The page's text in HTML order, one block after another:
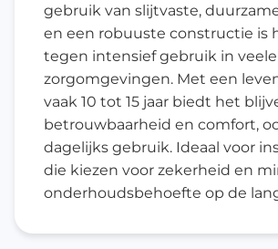
gebruik van slijtvaste,
en een robuuste constructie is
tegen intensief gebruik in
zorgomgevingen. Met een
vaak 10 tot 15 jaar biedt het
betrouwbaarheid en comfort,
dagelijks gebruik. Ideaal voor
die kiezen voor zekerheid en
onderhoudsbehoefte op de